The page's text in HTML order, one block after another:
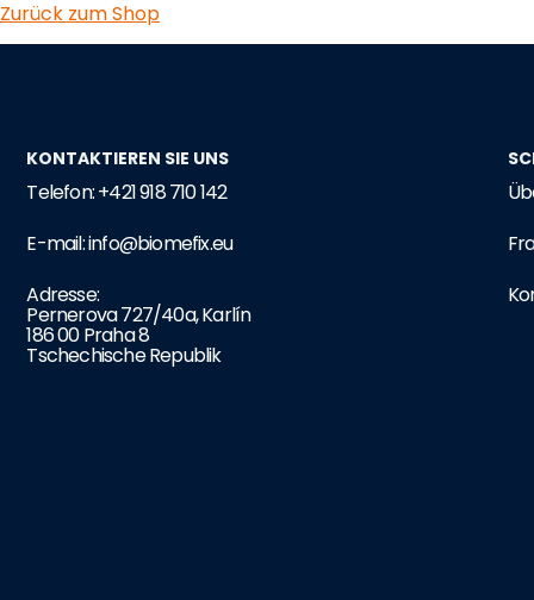
Zurück zum Shop
KONTAKTIEREN SIE UNS
Telefon: +421 918 710 142
E-mail: info@biomefix.eu
Adresse:
Pernerova 727/40a, Karlín
186 00 Praha 8
Tschechische Republik